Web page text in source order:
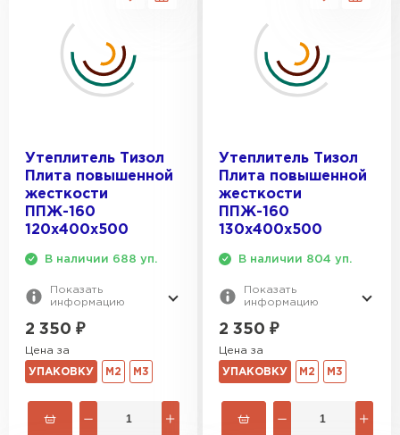
Утеплитель Тизол
Плита повышенной
жесткости
ППЖ-160
120х400х500
В наличии 688 уп.
Показать
информацию
2 350 ₽
Цена за
УПАКОВКУ М2 М3
Утеплитель Тизол
Плита повышенной
жесткости
ППЖ-160
130х400х500
В наличии 804 уп.
Показать
информацию
2 350 ₽
Цена за
УПАКОВКУ М2 М3
Утеплитель Izolife
ВСЕ ПРОИЗВОДИТЕЛИ